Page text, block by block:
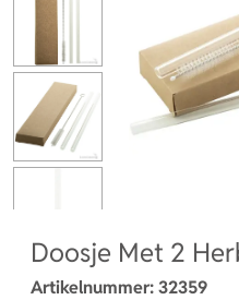
Doosje Met 2
Artikelnummer:32359